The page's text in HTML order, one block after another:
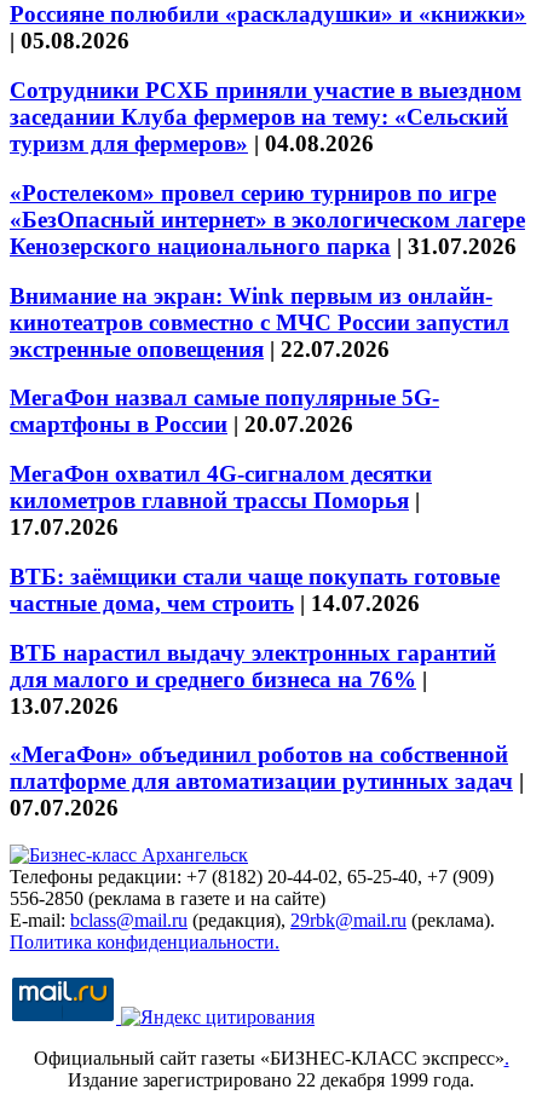
Россияне полюбили «раскладушки» и «книжки»
| 05.08.2026
Сотрудники РСХБ приняли участие в выездном
заседании Клуба фермеров на тему: «Сельский
туризм для фермеров» | 04.08.2026
«Ростелеком» провел серию турниров по игре
«БезОпасный интернет» в экологическом лагере
Кенозерского национального парка | 31.07.2026
Внимание на экран: Wink первым из онлайн-
кинотеатров совместно с МЧС России запустил
экстренные оповещения | 22.07.2026
МегаФон назвал самые популярные 5G-
смартфоны в России | 20.07.2026
МегаФон охватил 4G-сигналом десятки
километров главной трассы Поморья |
17.07.2026
ВТБ: заёмщики стали чаще покупать готовые
частные дома, чем строить | 14.07.2026
ВТБ нарастил выдачу электронных гарантий
для малого и среднего бизнеса на 76% |
13.07.2026
«МегаФон» объединил роботов на собственной
платформе для автоматизации рутинных задач |
07.07.2026
Телефоны редакции: +7 (8182) 20-44-02, 65-25-40, +7 (909)
556-2850 (реклама в газете и на сайте)
E-mail: bclass@mail.ru (редакция), 29rbk@mail.ru (реклама).
Политика конфиденциальности.
Официальный сайт газеты «БИЗНЕС-КЛАСС экспресс».
Издание зарегистрировано 22 декабря 1999 года.